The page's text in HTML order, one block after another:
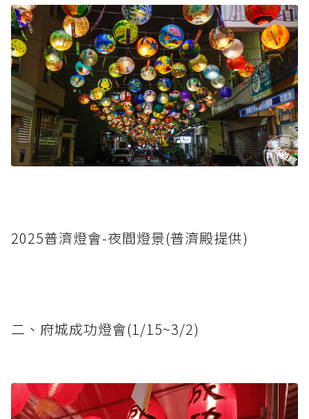
2025普濟燈會-夜間燈景(普濟殿提供)
二、府城成功燈會(1/15~3/2)